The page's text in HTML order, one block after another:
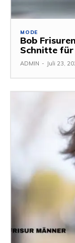
MODE
Bob
Schnitte für
ADMIN - Juli 23,